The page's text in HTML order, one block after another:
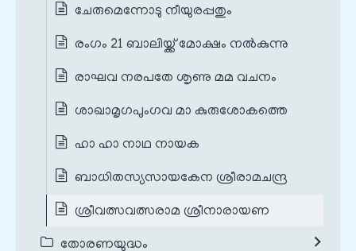
ചേരുമെന്നോടു നീയുരപ്പതും
രംഗം 21 ബാലിയ്ക്ക് മോക്ഷം നൽകുന്നു
രാഘവ നരപതേ ശൃണു മമ വചനം
ശാഖാമൃഗപുംഗവ മാ കുരുശോകത്തെ
ഹാ ഹാ നാഥ നായക
ബാധിതസ്യസായകേന ശ്രീരാമചന്ദ്ര
ശ്രീവത്സവത്സരാമ ശ്രീനാരായണ
തോരണയുദ്ധം